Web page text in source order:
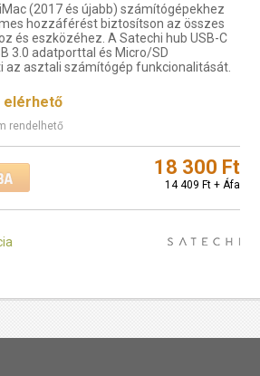
(2017 és újabb) számítógépekhez
hozzáférést biztosítson az összes
és eszközéhez. A Satechi hub USB-C
3.0 adatporttal és Micro/SD
az asztali számítógép funkcionalitását.
elérhető
rendelhető
18 300 Ft
14 409 Ft + Áfa